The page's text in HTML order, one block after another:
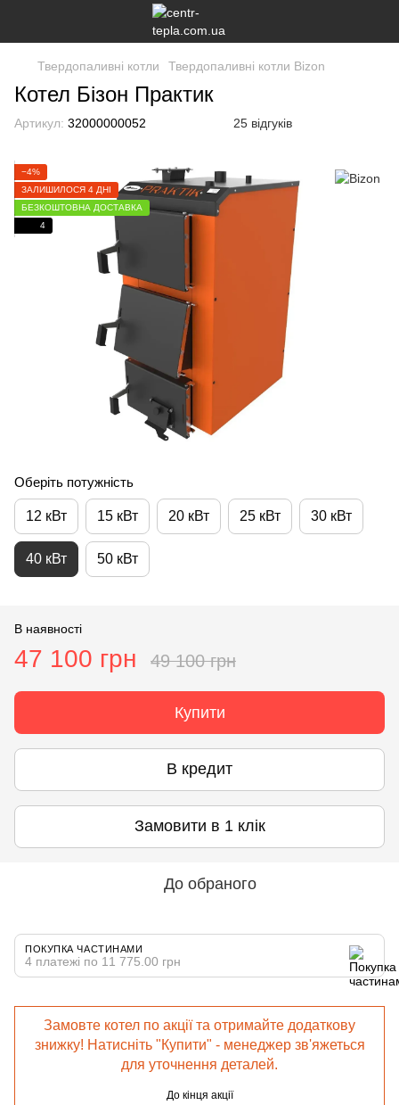
Твердопаливні котли Твердопаливні котли Bizon
Котел Бізон Практик
Артикул: 32000000052 25 відгуків
−4%
ЗАЛИШИЛОСЯ 4 ДНІ
БЕЗКОШТОВНА ДОСТАВКА
4
Оберіть потужність
12 кВт 15 кВт 20 кВт 25 кВт 30 кВт
40 кВт 50 кВт
В наявності
47 100 грн 49 100 грн
Купити
В кредит
Замовити в 1 клік
До обраного
ПОКУПКА ЧАСТИНАМИ
4 платежі по 11 775.00 грн
Замовте котел по акції та отримайте додаткову
знижку! Натисніть "Купити" - менеджер зв'яжеться
для уточнення деталей.
До кінця акції